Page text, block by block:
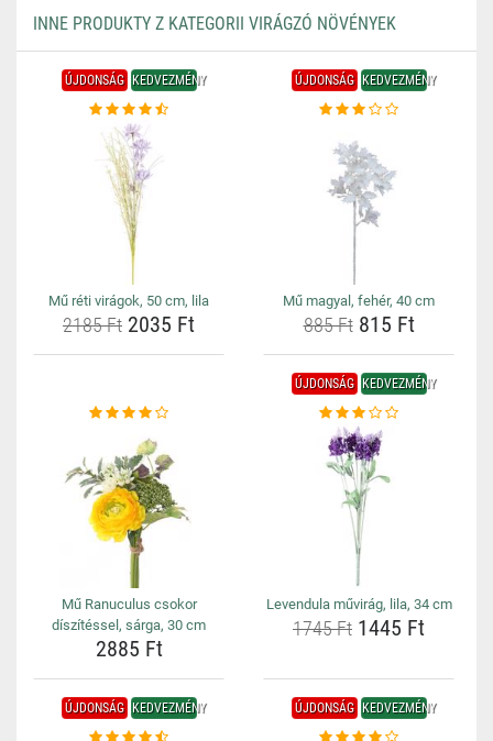
INNE PRODUKTY Z KATEGORII VIRÁGZÓ NÖVÉNYEK
ÚJDONSÁG KEDVEZMÉNY
Mű réti virágok, 50 cm, lila
2185 Ft 2035 Ft
ÚJDONSÁG KEDVEZMÉNY
Mű magyal, fehér, 40 cm
885 Ft815 Ft
Mű Ranuculus csokor
díszítéssel, sárga, 30 cm
2885 Ft
ÚJDONSÁG KEDVEZMÉNY
Levendula művirág, lila, 34 cm
1745 Ft 1445 Ft
ÚJDONSÁG KEDVEZMÉNY ÚJDONSÁG KEDVEZMÉNY